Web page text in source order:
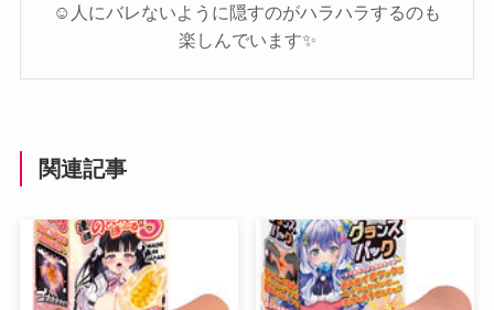
☺️人にバレないように隠すのがハラハラするのも
楽しんでいます✨️
関連記事